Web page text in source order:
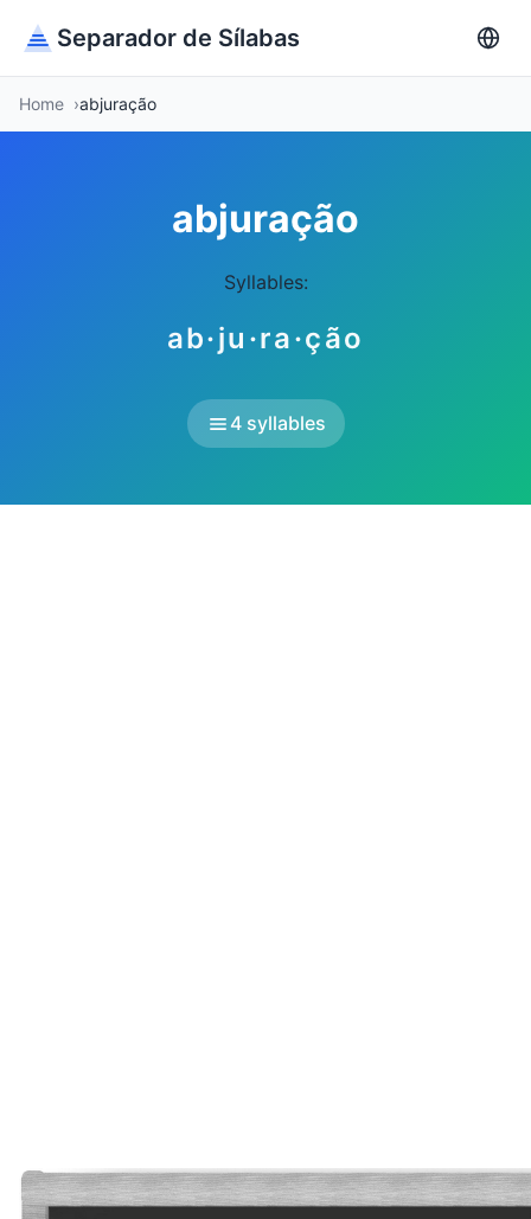
Separador de Sílabas
Home abjuração
abjuração
Syllables:
ab·ju·ra·ção
4 syllables